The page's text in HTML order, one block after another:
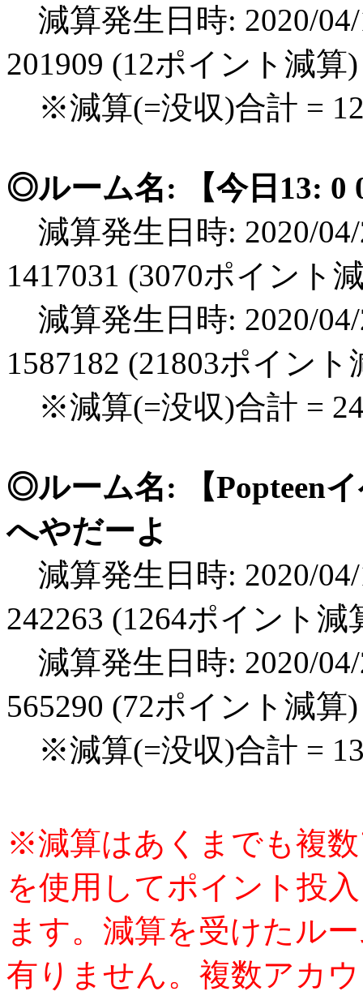
減算発生日時: 2020/
201909 (12ポイント減算)
※減算(=没収)合計 =
◎ルーム名: 【今日13: 0
減算発生日時: 2020/
1417031 (3070ポイント
減算発生日時: 2020/
1587182 (21803ポイント
※減算(=没収)合計 =
◎ルーム名: 【Popteen
へやだーよ
減算発生日時: 2020/
242263 (1264ポイント減
減算発生日時: 2020/
565290 (72ポイント減算)
※減算(=没収)合計 =
※減算はあくまでも複
を使用してポイント投
ます。減算を受けたル
有りません。複数アカ